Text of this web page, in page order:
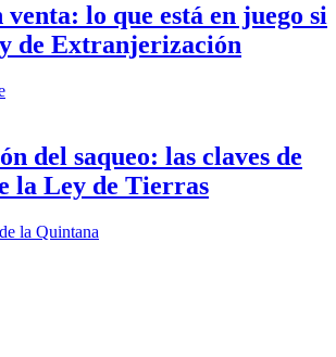
lo que está en juego si
de Extranjerización
del saqueo: las claves de
la Ley de Tierras
la Quintana